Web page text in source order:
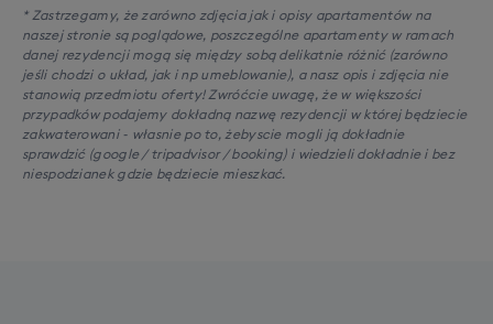
* Zastrzegamy, że zarówno zdjęcia jak i opisy apartamentów na
naszej stronie są poglądowe, poszczególne apartamenty w ramach
danej rezydencji mogą się między sobą delikatnie różnić (zarówno
jeśli chodzi o układ, jak i np umeblowanie), a nasz opis i zdjęcia nie
stanowią przedmiotu oferty! Zwróćcie uwagę, że w większości
przypadków podajemy dokładną nazwę rezydencji w której będziecie
zakwaterowani - własnie po to, żebyscie mogli ją dokładnie
sprawdzić (google / tripadvisor / booking) i wiedzieli dokładnie i bez
niespodzianek gdzie będziecie mieszkać.